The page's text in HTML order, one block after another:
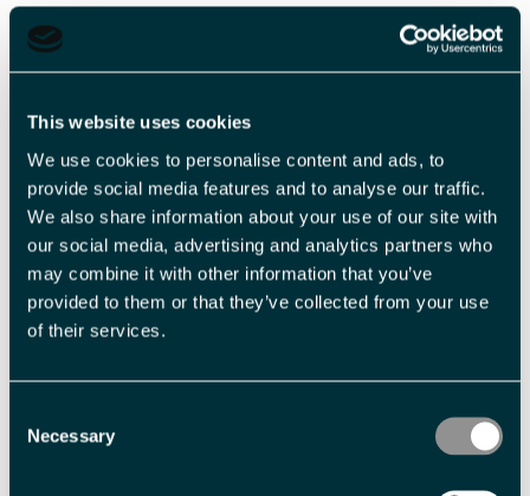
This website uses cookies
We use cookies to personalise content and ads, to
provide social media features and to analyse our traffic.
We also share information about your use of our site with
our social media, advertising and analytics partners who
may combine it with other information that you’ve
provided to them or that they’ve collected from your use
of their services.
Selection
Necessary
Veiledende priser
Billettype Billettavgift
Voksen NOK 890,00 pr. person
Barn 5 - 12 år NOK 690,00 pr. person
Med forbehold om prisendringer.